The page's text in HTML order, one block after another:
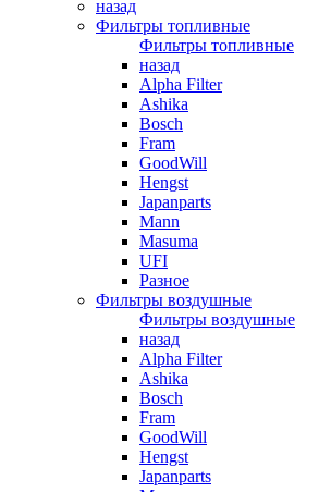
назад
Фильтры топливные
Фильтры топливные
назад
Alpha Filter
Ashika
Bosch
Fram
GoodWill
Hengst
Japanparts
Mann
Masuma
UFI
Разное
Фильтры воздушные
Фильтры воздушные
назад
Alpha Filter
Ashika
Bosch
Fram
GoodWill
Hengst
Japanparts